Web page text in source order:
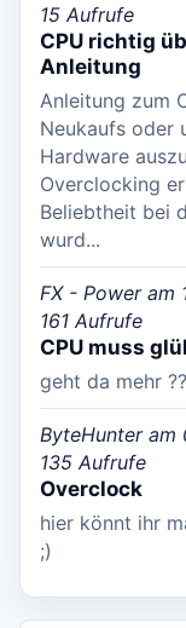
15 Aufrufe
CPU richtig
Anleitung
Anleitung zum
Neukaufs oder
Hardware
Overclocking
Beliebtheit bei
wurd...
FX - Power am
161 Aufrufe
CPU muss
geht da mehr
ByteHunter am
135 Aufrufe
Overclock
hier könnt ihr
;)